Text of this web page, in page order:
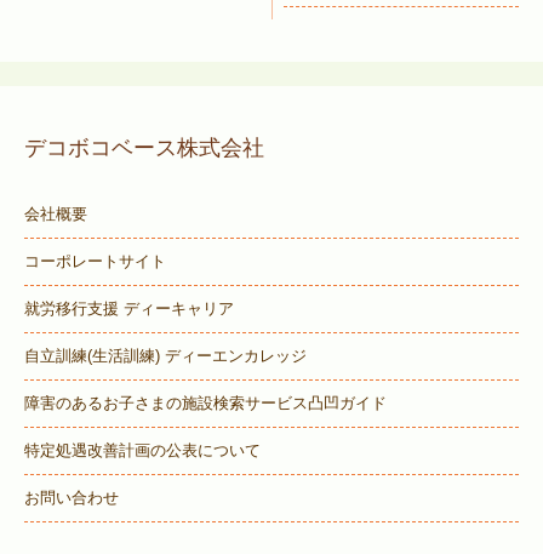
デコボコベース株式会社
会社概要
コーポレートサイト
就労移行支援 ディーキャリア
自立訓練(生活訓練) ディーエンカレッジ
障害のあるお子さまの施設検索サービス凸凹ガイド
特定処遇改善計画の公表について
お問い合わせ